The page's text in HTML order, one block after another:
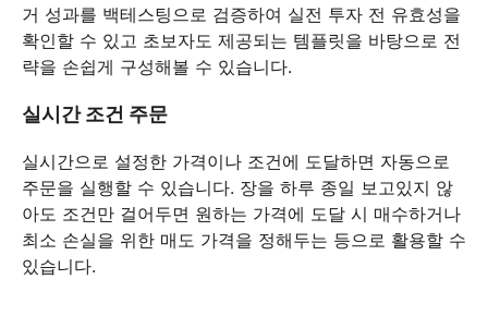
거 성과를 백테스팅으로 검증하여 실전 투자 전 유효성을
확인할 수 있고 초보자도 제공되는 템플릿을 바탕으로 전
략을 손쉽게 구성해볼 수 있습니다.
실시간 조건 주문
실시간으로 설정한 가격이나 조건에 도달하면 자동으로
주문을 실행할 수 있습니다. 장을 하루 종일 보고있지 않
아도 조건만 걸어두면 원하는 가격에 도달 시 매수하거나
최소 손실을 위한 매도 가격을 정해두는 등으로 활용할 수
있습니다.